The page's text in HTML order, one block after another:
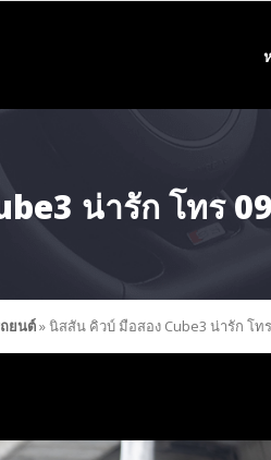
น่ารัก โทร
ยนต์»นิสสัน คิวบ์ มือสอง Cube3 น่ารัก โท